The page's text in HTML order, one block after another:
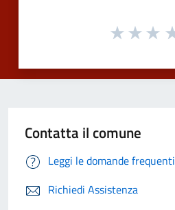
Contatta il comune
Leggi le domande frequenti
Richiedi Assistenza